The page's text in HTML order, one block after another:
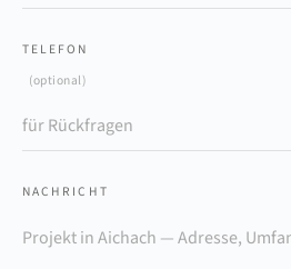
TELEFON
(optional)
NACHRICHT